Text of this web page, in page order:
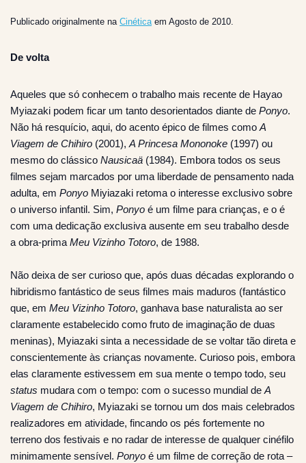
Publicado originalmente na Cinéticaem Agosto de 2010.
De volta
Aqueles que só conhecem o trabalho mais recente de Hayao
Myiazaki podem ficar um tanto desorientados diante de Ponyo.
Não há resquício, aqui, do acento épico de filmes como A
Viagem de Chihiro (2001), A Princesa Mononoke (1997) ou
mesmo do clássico Nausicaä (1984). Embora todos os seus
filmes sejam marcados por uma liberdade de pensamento nada
adulta, em Ponyo Miyiazaki retoma o interesse exclusivo sobre
o universo infantil. Sim, Ponyo é um filme para crianças, e o é
com uma dedicação exclusiva ausente em seu trabalho desde
a obra-prima Meu Vizinho Totoro, de 1988.
Não deixa de ser curioso que, após duas décadas explorando o
hibridismo fantástico de seus filmes mais maduros (fantástico
que, em Meu Vizinho Totoro, ganhava base naturalista ao ser
claramente estabelecido como fruto de imaginação de duas
meninas), Myiazaki sinta a necessidade de se voltar tão direta e
conscientemente às crianças novamente. Curioso pois, embora
elas claramente estivessem em sua mente o tempo todo, seu
status mudara com o tempo: com o sucesso mundial de A
Viagem de Chihiro, Myiazaki se tornou um dos mais celebrados
realizadores em atividade, fincando os pés fortemente no
terreno dos festivais e no radar de interesse de qualquer cinéfilo
minimamente sensível. Ponyo é um filme de correção de rota –